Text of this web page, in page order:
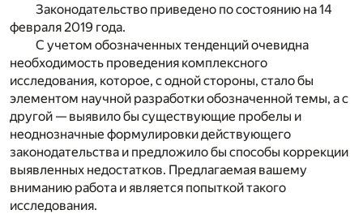
Законодательство приведено по состоянию на 14
февраля 2019 года.
С учетом обозначенных тенденций очевидна
необходимость проведения комплексного
исследования, которое, с одной стороны, стало бы
элементом научной разработки обозначенной темы, а с
другой — выявило бы существующие пробелы и
неоднозначные формулировки действующего
законодательства и предложило бы способы коррекции
выявленных недостатков. Предлагаемая вашему
вниманию работа и является попыткой такого
исследования.